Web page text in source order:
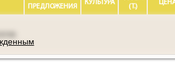
ПРЕДЛОЖЕНИЯ
КУЛЬТУРА
(Т.)